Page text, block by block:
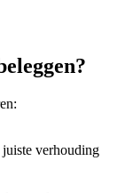
verhouding